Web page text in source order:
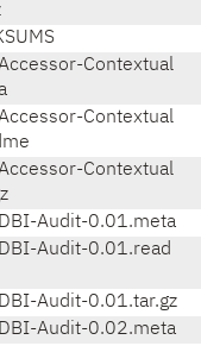
Contextual
Contextual
Contextual
Audit-0.01.meta
Audit-0.01.read
Audit-0.01.tar.gz
Audit-0.02.meta